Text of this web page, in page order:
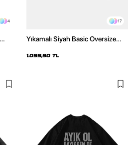
4 17
Yıkamalı Siyah Basic Oversize
1.099,90 TL